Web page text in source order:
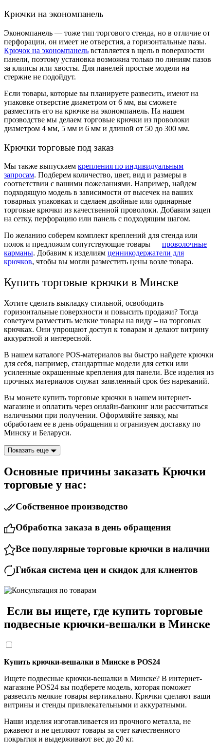
Крючки на экономпанель
Экономпанель — тоже тип торгового стенда, но в отличие от
перфорации, он имеет не отверстия, а горизонтальные пазы.
Крючок на экономпанель вставляется в щель в поверхности
панели, поэтому установка возможна только по линиям пазов
за клипсы или хвосты. Для панелей простые модели на
стержне не подойдут.
Если товары, которые вы планируете развесить, имеют на
упаковке отверстие диаметром от 6 мм, вы сможете
разместить его на крючке на экономпанель. На нашем
прозводстве мы делаем торговые крючки из проволоки
диаметром 4 мм, 5 мм и 6 мм и длиной от 50 до 300 мм.
Крючки торговые под заказ
Мы также выпускаем крепления по индивидуальным
запросам. Подберем количество, цвет, вид и размеры в
соответствии с вашими пожеланиями. Например, найдем
подходящую модель в зависимости от высечек на ваших
товарных упаковках и сделаем двойные или одинарные
торговые крючки из качественной проволоки. Добавим зацеп
на сетку, перфорацию или панель с подходящим шагом.
По желанию соберем комплект креплений для стенда или
полок и предложим сопутствующие товары — проволочные
карманы. Добавим к изделиям ценникодержатели для
крючков, чтобы вы могли разместить цены возле товара.
Купить торговые крючки в Минске
Хотите сделать выкладку стильной, освободить
горизонтальные поверхности и повысить продажи? Тогда
советуем разместить мелкие товары на виду – на торговых
крючках. Они упрощают доступ к товарам и делают витрину
аккуратной и интересной.
В нашем каталоге POS-материалов вы быстро найдете крючки
для себя, например, стандартные модели для сетки или
усиленные окрашенные крепления для панели. Все изделия из
прочных материалов служат заявленный срок без нареканий.
Вы можете купить торговые крючки в нашем интернет-
магазине и оплатить через онлайн-банкинг или рассчитаться
наличными при получении. Оформляйте заявку, мы
обработаем ее в день обращения и огранизуем доставку по
Минску и Беларуси.
Показать еще
Основные причины заказать Крючки
торговые у нас:
Собственное производство
Обработка заказа в день обращения
Все популярные торговые крючки в наличии
Гибкая система цен и скидок для клиентов
Если вы ищете, где купить торговые
подвесные крючки-вешалки в Минске
Купить крючки-вешалки в Минске в POS24
Ищете подвесные крючки-вешалки в Минске? В интернет-
магазине POS24 вы подберете модель, которая поможет
развесить мелкие товары вертикально. Крючки сделают ваши
витрины и стенды привлекательными и аккуратными.
Наши изделия изготавливается из прочного металла, не
ржавеют и не цепляют товары за счет качественного
покрытия и выдерживают вес до 20 кг.